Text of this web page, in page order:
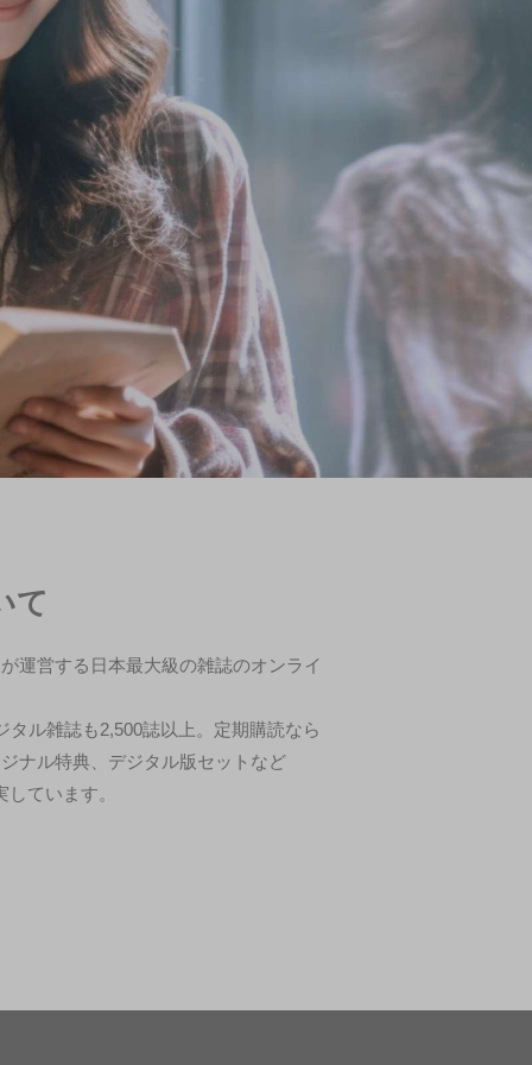
て
運営する日本最大級の雑誌のオンライ
ル雑誌も2,500誌以上。定期購読なら
ナル特典、デジタル版セットなど
ています。